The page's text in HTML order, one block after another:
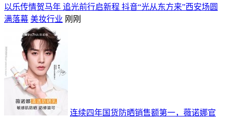
以乐传情贺马年 追光前行启新程 抖音“光从东方来”西安场圆
满落幕 美妆行业 刚刚
连续四年国货防晒销售额第一，薇诺娜官